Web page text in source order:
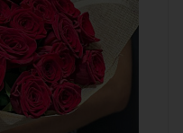
упаковка